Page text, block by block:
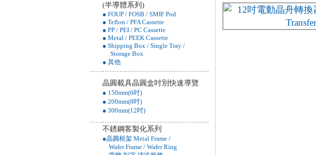
(半導體系列)
● FOUP / FOSB / SMIF Pod
● Teflon / PFA Cassette
● PP / PEI / PC Cassette
● Metal / PEEK Cassette
● Shipping Box / Single Tray /
Storage Box
● 其他
晶圓載具晶圓盒吋別快速導覽
● 150mm(6吋)
● 200mm(8吋)
● 300mm(12吋)
不銹鋼客製化系列
●晶圓框架 Metal Frame /
Wafer Frame / Wafer Ring